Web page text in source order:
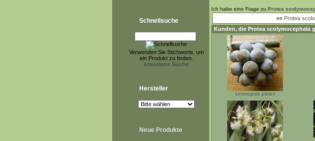
Schnellsuche
Verwenden Sie Stichworte, um
ein Produkt zu finden.
erweiterte Suche
Hersteller
Neue Produkte
Ich habe eine Frage zu Protea
«« Protea
Kunden, die Protea scolymocephala
Unonopsis pittieri